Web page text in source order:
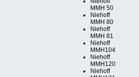
MMH 50
Niehoff
MMH 80
Niehoff
MMH 81
Niehoff
MMH104
Niehoff
MMH120
Niehoff